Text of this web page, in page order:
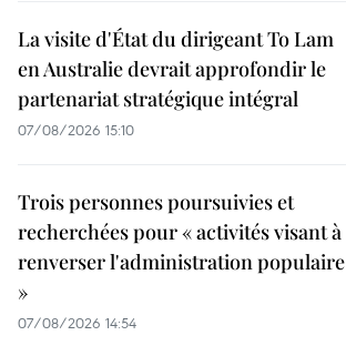
La visite d'État du dirigeant To Lam
en Australie devrait approfondir le
partenariat stratégique intégral
07/08/2026 15:10
Trois personnes poursuivies et
recherchées pour « activités visant à
renverser l'administration populaire
»
07/08/2026 14:54